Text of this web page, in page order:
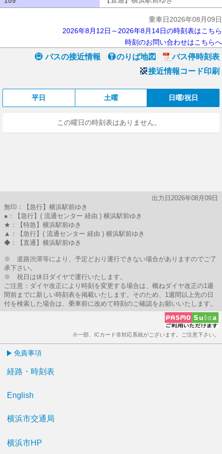
乗車日2026年08月09日
2026年8月12日～2026年8月14日の時刻表はこちら
時刻のお問い合わせはこちらへ
バスの接近情報 のりば地図
バス停時刻表
接近情報コード印刷
平日 土曜 日曜/祝日
この曜日の時刻表はありません。
出力日2026年08月09日
無印：【急行】横浜駅前ゆき
●：【急行】( 流通センター 経由 ) 横浜駅前ゆき
★：【特急】横浜駅前ゆき
▲：【急行】( 流通センター 経由 ) 横浜駅前ゆき
◆：【直通】横浜駅前ゆき
※ 道路渋滞等により、予定どおり運行できない場合がありますのでご了
承下さい。
※ 祝日は休日ダイヤで運行いたします。
ご注意：ダイヤ改正により時刻を変更する場合は、概ねダイヤ改正の1週
間前までに新しい時刻表を掲載いたします。そのため、1週間以上先の日
付を検索した場合は、乗車前に改めて時刻のご確認をお願いいたします。
※一部、ICカード非対応系統がございます。ご注意下さい。
免責事項
経路・時刻表
English
横浜市交通局
横浜市HP